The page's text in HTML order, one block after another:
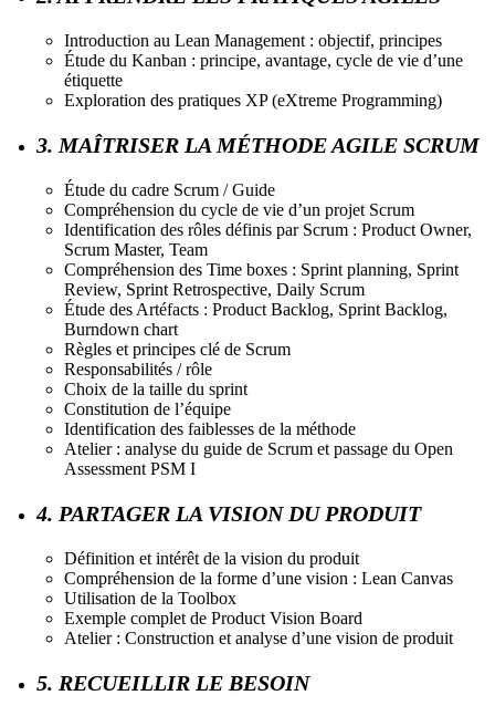
Introduction au Lean Management : objectif, principes
Étude du Kanban : principe, avantage, cycle de vie d’une
étiquette
Exploration des pratiques XP (eXtreme Programming)
3. MAÎTRISER LA MÉTHODE AGILE SCRUM
Étude du cadre Scrum / Guide
Compréhension du cycle de vie d’un projet Scrum
Identification des rôles définis par Scrum : Product Owner,
Scrum Master, Team
Compréhension des Time boxes : Sprint planning, Sprint
Review, Sprint Retrospective, Daily Scrum
Étude des Artéfacts : Product Backlog, Sprint Backlog,
Burndown chart
Règles et principes clé de Scrum
Responsabilités / rôle
Choix de la taille du sprint
Constitution de l’équipe
Identification des faiblesses de la méthode
Atelier : analyse du guide de Scrum et passage du Open
Assessment PSM I
4. PARTAGER LA VISION DU PRODUIT
Définition et intérêt de la vision du produit
Compréhension de la forme d’une vision : Lean Canvas
Utilisation de la Toolbox
Exemple complet de Product Vision Board
Atelier : Construction et analyse d’une vision de produit
5. RECUEILLIR LE BESOIN